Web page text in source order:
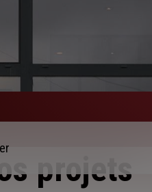
projets